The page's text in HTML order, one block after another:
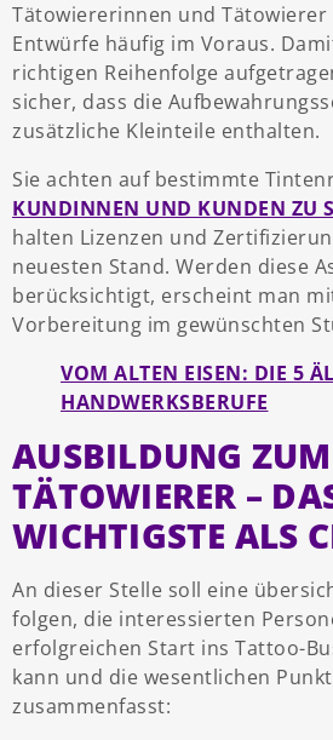
Tätowiererinnen und
Entwürfe häufig im Voraus.
richtigen Reihenfolge
sicher, dass die
zusätzliche Kleinteile enthalten.
Sie achten auf bestimmte
KUNDINNEN UND KUNDEN ZU
halten Lizenzen und
neuesten Stand. Werden diese
berücksichtigt, erscheint man
Vorbereitung im gewünschten
VOM ALTEN EISEN: DIE 5
HANDWERKSBERUFE
AUSBILDUNG ZUM
TÄTOWIERER –
WICHTIGSTE ALS
An dieser Stelle soll eine
folgen, die interessierten
erfolgreichen Start ins Tattoo-
kann und die wesentlichen
zusammenfasst: